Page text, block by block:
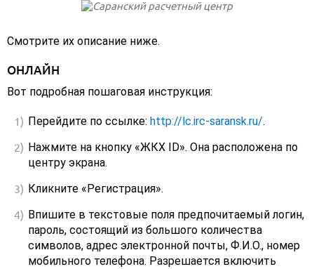
Смотрите их описание ниже.
ОНЛАЙН
Вот подробная пошаговая инструкция:
Перейдите по ссылке: http://lc.irc-saransk.ru/.
Нажмите на кнопку «ЖКХ ID». Она расположена по
центру экрана.
Кликните «Регистрация».
Впишите в текстовые поля предпочитаемый логин,
пароль, состоящий из большого количества
символов, адрес электронной почты, Ф.И.О., номер
мобильного телефона. Разрешается включить